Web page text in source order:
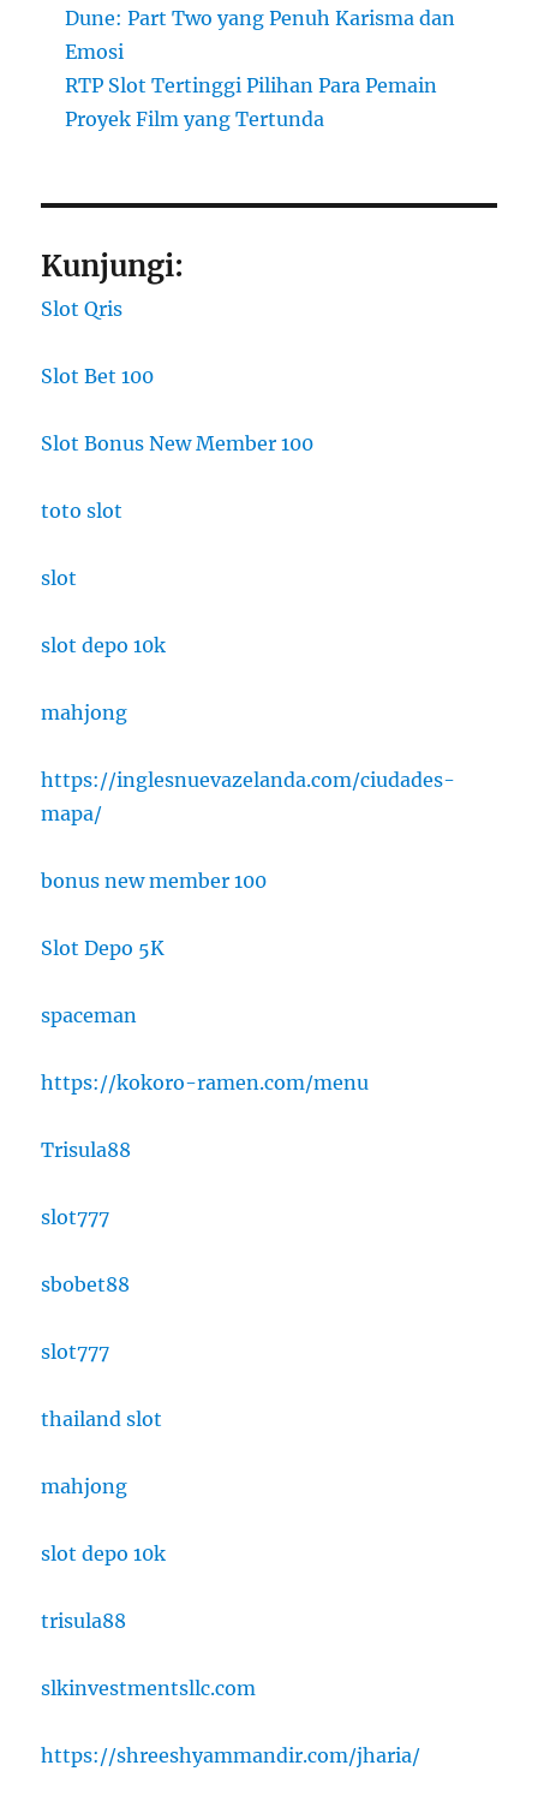
Dune: Part Two yang Penuh Karisma dan
Emosi
RTP Slot Tertinggi Pilihan Para Pemain
Proyek Film yang Tertunda
Kunjungi:
Slot Qris
Slot Bet 100
Slot Bonus New Member 100
toto slot
slot
slot depo 10k
mahjong
https://inglesnuevazelanda.com/ciudades-
mapa/
bonus new member 100
Slot Depo 5K
spaceman
https://kokoro-ramen.com/menu
Trisula88
slot777
sbobet88
slot777
thailand slot
mahjong
slot depo 10k
trisula88
slkinvestmentsllc.com
https://shreeshyammandir.com/jharia/